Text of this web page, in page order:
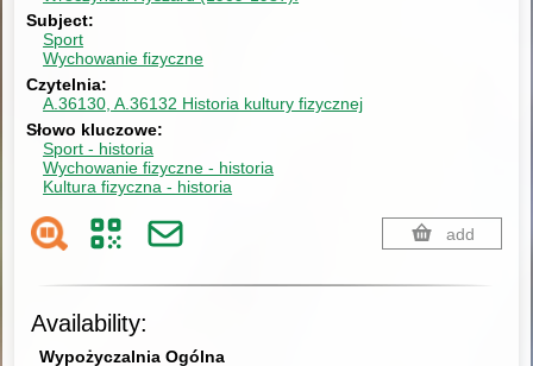
Subject
Sport
Wychowanie fizyczne
Czytelnia
A.36130, A.36132 Historia kultury fizycznej
Słowo kluczowe
Sport - historia
Wychowanie fizyczne - historia
Kultura fizyczna - historia
add
Availability:
Wypożyczalnia Ogólna